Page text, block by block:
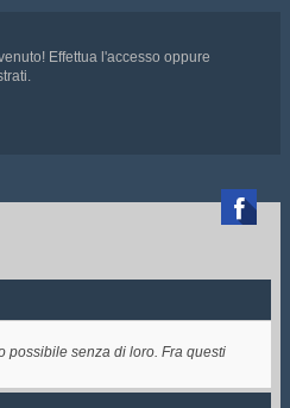
Effettua l'accesso oppure
.

possibile senza di loro. Fra questi